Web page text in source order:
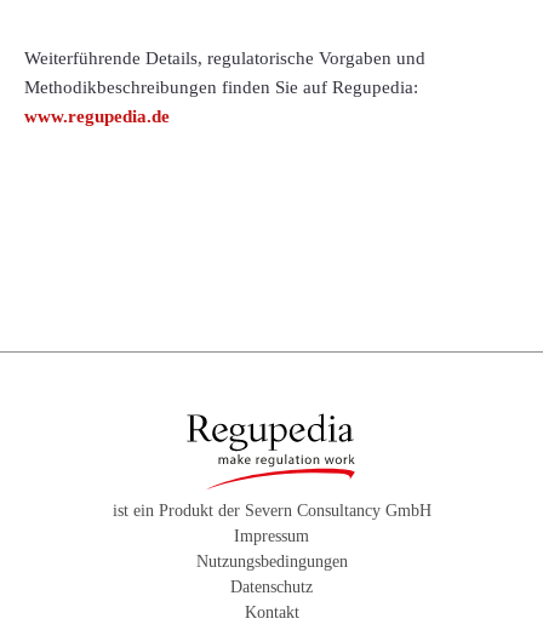
Weiterführende Details, regulatorische Vorgaben und
Methodikbeschreibungen finden Sie auf Regupedia:
www.regupedia.de
ist ein Produkt der Severn Consultancy GmbH
Impressum
Nutzungsbedingungen
Datenschutz
Kontakt